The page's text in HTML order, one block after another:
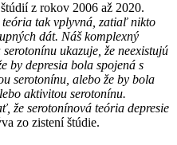
z rokov 2006 až 2020.
teória tak vplyvná, zatiaľ nikto
dát. Náš komplexný
ukazuje, že neexistujú
by depresia bola spojená s
serotonínu, alebo že by bola
aktivitou serotonínu.
že serotonínová teória depresie
zo zistení štúdie.